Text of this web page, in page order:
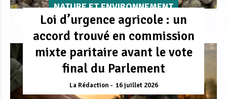
NATURE ET ENVIRONNEMENT
Loi d’urgence agricole : un
accord trouvé en commission
mixte paritaire avant le vote
final du Parlement
La Rédaction 16 juillet 2026